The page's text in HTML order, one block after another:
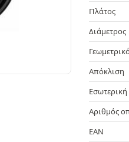
Πλάτος
Διάμετρος
Απόκλιση
Αριθμός
EAN